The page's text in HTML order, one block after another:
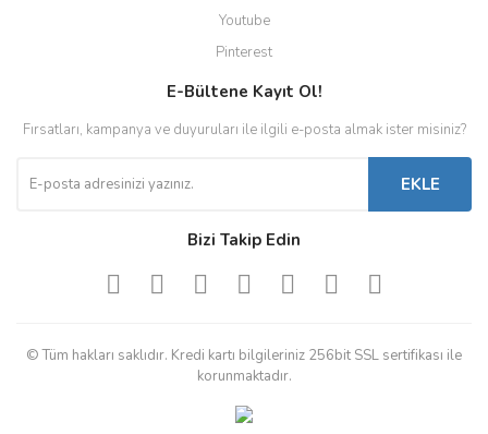
Youtube
Pinterest
E-Bültene Kayıt Ol!
Fırsatları, kampanya ve duyuruları ile ilgili e-posta almak ister misiniz?
EKLE
Bizi Takip Edin
© Tüm hakları saklıdır. Kredi kartı bilgileriniz 256bit SSL sertifikası ile
korunmaktadır.